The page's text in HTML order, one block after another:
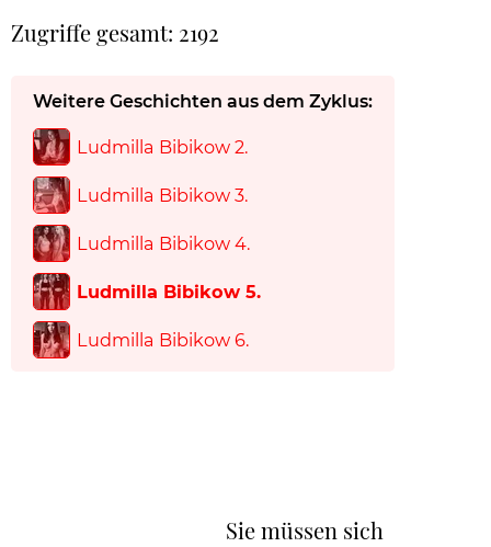
Zugriffe gesamt: 2192
Weitere Geschichten aus dem Zyklus:
Ludmilla Bibikow 2.
Ludmilla Bibikow 3.
Ludmilla Bibikow 4.
Ludmilla Bibikow 5.
Ludmilla Bibikow 6.
Sie müssen sich